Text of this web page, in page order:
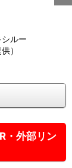
ルー
）
・外部リン